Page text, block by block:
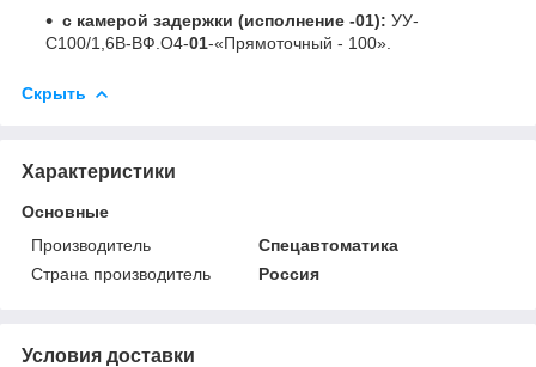
с камерой задержки (исполнение -01): УУ-
С100/1,6В-ВФ.О4-01-«Прямоточный - 100».
Скрыть
Характеристики
Основные
Производитель
Спецавтоматика
Страна производитель
Россия
Условия доставки